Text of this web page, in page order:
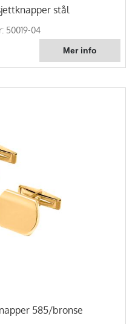
stål
50019-04
585/bronse